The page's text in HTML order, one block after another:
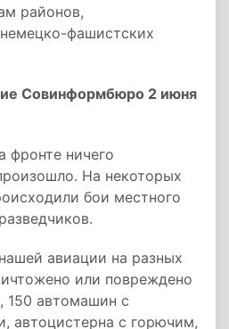
районов,
фашистских
Совинформбюро 2 июня
фронте ничего
На некоторых
бои местного
авиации на разных
или повреждено
150 автомашин с
автоцистерна с горючим,